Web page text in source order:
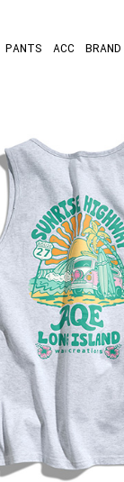
PANTS ACC BRAND